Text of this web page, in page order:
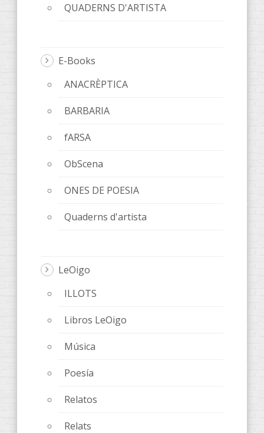
QUADERNS D'ARTISTA
E-Books
ANACRÈPTICA
BARBARIA
fARSA
ObScena
ONES DE POESIA
Quaderns d'artista
LeOigo
ILLOTS
Libros LeOigo
Música
Poesía
Relatos
Relats